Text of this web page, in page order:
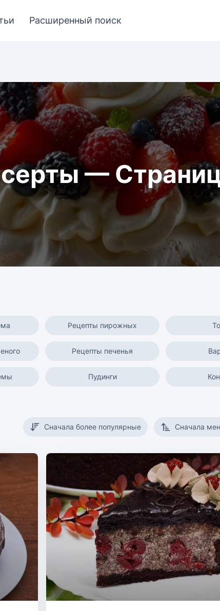
Расширенный поиск
—
Рецепты пирожных
Рецепты печенья
Пудинги
Сначала более популярные Сначала